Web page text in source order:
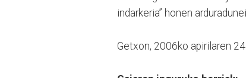
indarkeria” honen arduradunei.
Getxon, 2006ko apirilaren